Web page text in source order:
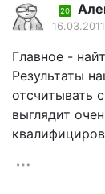
20
Главное -
Результаты
отсчитывать
выглядит